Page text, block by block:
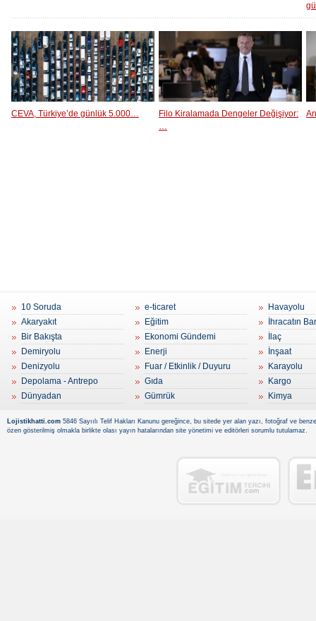
CEVA, Türkiye’de günlük 5.000…
Filo Kiralamada Dengeler Değişiyor:
…
10 Soruda
Akaryakıt
Bir Bakışta
Demiryolu
Denizyolu
Depolama - Antrepo
Dünyadan
e-ticaret
Eğitim
Ekonomi Gündemi
Enerji
Fuar / Etkinlik / Duyuru
Gıda
Gümrük
Havayolu
İhracatın
İlaç
İnşaat
Karayolu
Kargo
Kimya
Lojistikhatti.com 5846 Sayıılı Telif Hakları Kanunu gereğince, bu sitede yer alan yazı, fotoğraf ve
özen gösterilmiş olmakla birlikte olası yayın hatalarından site yönetimi ve editörleri sorumlu tutulamaz.